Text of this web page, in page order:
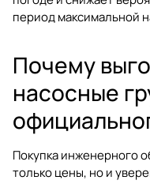
период максимальной
Почему
насосные
Покупка инженерного
только цены, но и